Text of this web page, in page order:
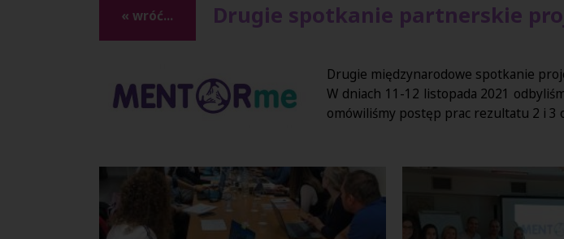
« wróć... Drugie spotkanie partnerskie
Drugie międzynarodowe spotkanie
W dniach 11-12 listopada 2021
omówiliśmy postęp prac rezultatu 2 i 3